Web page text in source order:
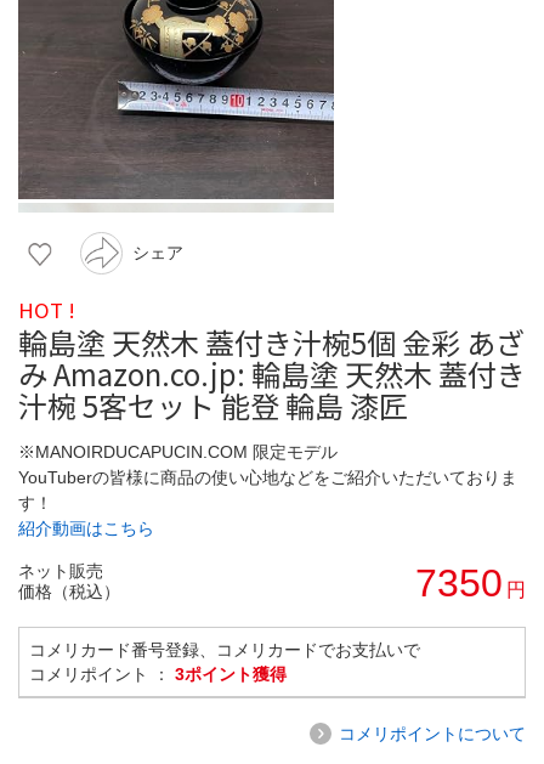
シェア
HOT !
輪島塗 天然木 蓋付き汁椀5個 金彩 あざ
み Amazon.co.jp: 輪島塗 天然木 蓋付き
汁椀 5客セット 能登 輪島 漆匠
※MANOIRDUCAPUCIN.COM 限定モデル
YouTuberの皆様に商品の使い心地などをご紹介いただいておりま
す！
紹介動画はこちら
ネット販売
価格（税込）
7350 円
コメリカード番号登録、コメリカードでお支払いで
コメリポイント ： 3ポイント獲得
コメリポイントについて